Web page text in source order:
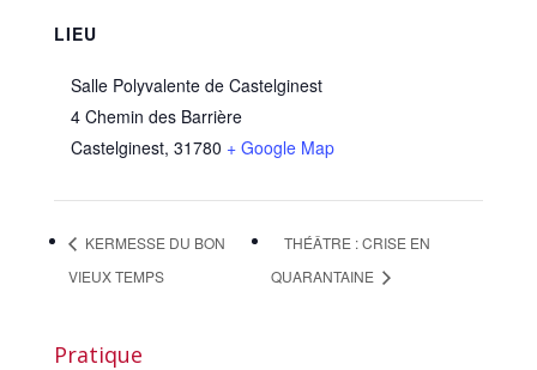
LIEU
Salle Polyvalente de Castelginest
4 Chemin des Barrière
Castelginest, 31780 + Google Map
KERMESSE DU BON
VIEUX TEMPS
THÉÂTRE : CRISE EN
QUARANTAINE
Pratique